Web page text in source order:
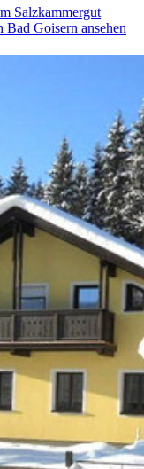
Salzkammergut
Goisern ansehen